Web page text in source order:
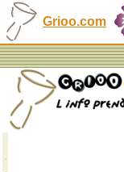
Grioo.com